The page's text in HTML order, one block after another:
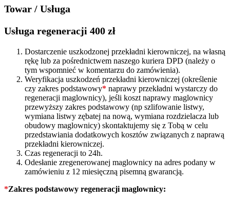
-
quantity
Towar / Usługa
Usługa regeneracji 400 zł
Dostarczenie uszkodzonej przekładni kierowniczej, na własną
rękę lub za pośrednictwem naszego kuriera DPD (należy o
tym wspomnieć w komentarzu do zamówienia).
Weryfikacja uszkodzeń przekładni kierowniczej (określenie
czy zakres podstawowy* naprawy przekładni wystarczy do
regeneracji maglownicy), jeśli koszt naprawy maglownicy
przewyższy zakres podstawowy (np szlifowanie listwy,
wymiana listwy zębatej na nową, wymiana rozdzielacza lub
obudowy maglownicy) skontaktujemy się z Tobą w celu
przedstawiania dodatkowych kosztów związanych z naprawą
przekładni kierowniczej.
Czas regeneracji to 24h.
Odesłanie zregenerowanej maglownicy na adres podany w
zamówieniu z 12 miesięczną pisemną gwarancją.
*Zakres podstawowy regeneracji maglownicy: